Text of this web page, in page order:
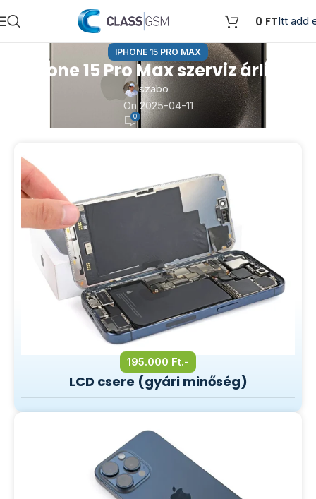
0 FTItt add
IPHONE 15 PRO MAX
iPhone 15 Pro Max szerviz árlista
szabo
On 2025-04-11
0
195.000 Ft.-
LCD csere (gyári minőség)